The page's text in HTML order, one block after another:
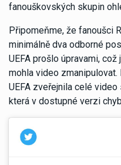
fanouškovských skupin
Připomeňme, že fanoušci
minimálně dva odborné
UEFA prošlo úpravami,
mohla video
UEFA zveřejnila celé
která v dostupné verzi